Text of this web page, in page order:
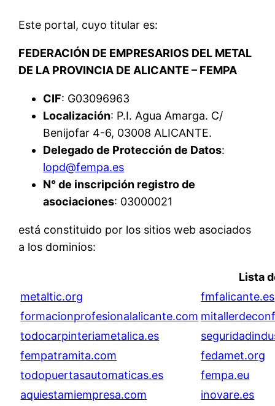
Este portal, cuyo titular es:
FEDERACIÓN DE EMPRESARIOS DEL METAL
DE LA PROVINCIA DE ALICANTE – FEMPA
CIF: G03096963
Localización: P.I. Agua Amarga. C/
Benijofar 4-6, 03008 ALICANTE.
Delegado de Protección de Datos:
lopd@fempa.es
N° de inscripción registro de
asociaciones: 03000021
está constituido por los sitios web asociados
a los dominios:
Lista
metaltic.org
fmfalicante.es
formacionprofesionalalicante.com
todocarpinteriametalica.es
fempatramita.com
fedamet.org
todopuertasautomaticas.es
fempa.eu
aquiestamiempresa.com
inovare.es